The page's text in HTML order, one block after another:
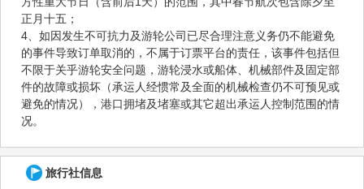
正月十五；
4、如因发生不可抗力及游轮公司已尽合理注意义务仍不能避免
的事件导致订单取消的，不属于订票平台的责任，该事件包括但
不限于关乎游轮安全问题，游轮浸水或船体、机械部件及固定部
件的故障或损坏（承运人经惯常及全面的机械检查仍不可预见或
避免的情况），港口拥堵及堵塞或其它超出承运人控制范围的情
况。
旅行社信息